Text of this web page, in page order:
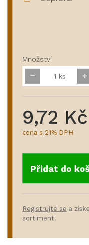
Množství
ks
9,72 Kč
cena s 21% DPH
Přidat do
Registrujte se a
sortiment.